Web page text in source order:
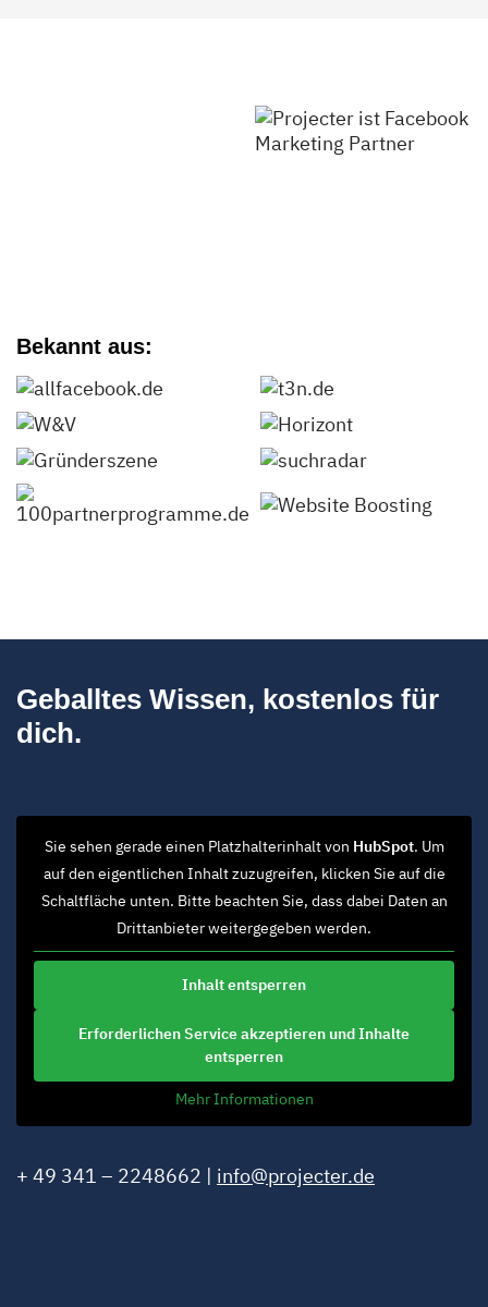
Bekannt aus:
Geballtes Wissen, kostenlos für
dich.
Sie sehen gerade einen Platzhalterinhalt von HubSpot. Um
auf den eigentlichen Inhalt zuzugreifen, klicken Sie auf die
Schaltfläche unten. Bitte beachten Sie, dass dabei Daten an
Drittanbieter weitergegeben werden.
Inhalt entsperren
Erforderlichen Service akzeptieren und Inhalte
entsperren
Mehr Informationen
+ 49 341 – 2248662 | info@projecter.de